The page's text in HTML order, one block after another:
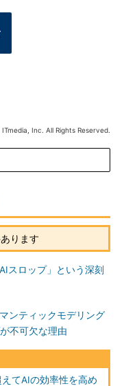
Inc. All Rights Reserved.
ります
スロップ」という深刻
ンティックモデリング
不可欠な理由
てAIの効率性を高め